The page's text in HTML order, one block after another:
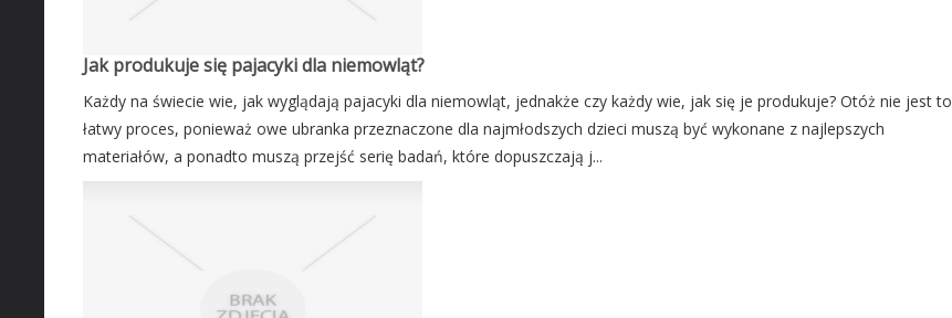
Jak produkuje się pajacyki dla niemowląt?
Każdy na świecie wie, jak wyglądają pajacyki dla niemowląt, jednakże czy każdy wie, jak się je produkuje? Otóż nie jest to
łatwy proces, ponieważ owe ubranka przeznaczone dla najmłodszych dzieci muszą być wykonane z najlepszych
materiałów, a ponadto muszą przejść serię badań, które dopuszczają j...